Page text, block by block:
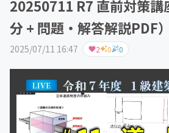
20250711 R7 直前対策
分 + 問題・解答解説PDF）
2025/07/11 16:47 2 0 0